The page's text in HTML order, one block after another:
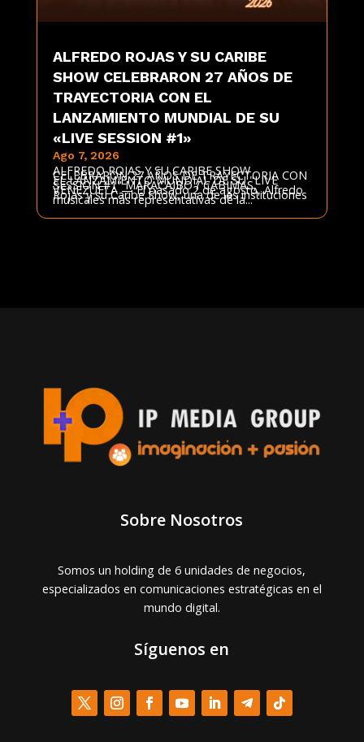
ALFREDO ROJAS Y SU CARIBE
SHOW CELEBRARON 27 AÑOS DE
TRAYECTORIA CON EL
LANZAMIENTO MUNDIAL DE SU
«LIVE SESSION #1»
Ago 7, 2026
ALFREDO ROJAS Y SU CARIBE SHOW
CELEBRARON 27 AÑOS DE TRAYECTORIA CON
EL LANZAMIENTO MUNDIAL DE SU "LIVE
SESSION #1" MARACAIBO / CABIMAS,
VENEZUELA — El pasado 2 de agosto, Alfredo
Rojas y su Caribe Show, una de las instituciones
musicales más representativas de la...
Sobre Nosotros
Somos un holding de 6 unidades de negocios,
especializados en comunicaciones estratégicas en el
mundo digital.
Síguenos en